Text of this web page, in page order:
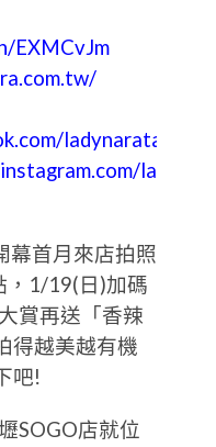
EXMCvJm
ladynarataiwan/
幕首月來店拍照
，1/19(日)加碼
賞再送「香辣
得越美越有機
吧!
SOGO店就位